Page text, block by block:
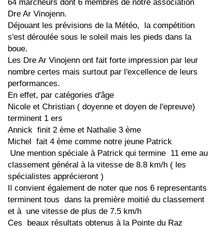
64 marcheurs dont 6 membres de notre association
Dre Ar Vinojenn.
Déjouant les prévisions de la Météo, la compétition
s'est déroulée sous le soleil mais les pieds dans la
boue.
Les Dre Ar Vinojenn ont fait forte impression par leur
nombre certes mais surtout par l'excellence de leurs
performances.
En effet, par catégories d'âge
Nicole et Christian ( doyenne et doyen de l'epreuve)
terminent 1 ers
Annick finit 2 ème et Nathalie 3 ème
Michel fait 4 ème comme notre jeune Patrick
Une mention spéciale à Patrick qui termine 11 eme au
classement général à la vitesse de 8.8 km/h ( les
spécialistes apprécieront )
Il convient également de noter que nos 6 representants
terminent tous dans la première moitié du classement
et à une vitesse de plus de 7.5 km/h
Ces beaux résultats obtenus à la Pointe du Raz